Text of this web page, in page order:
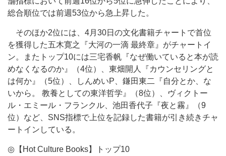
総合順位では前週53位から急上昇した。
そのほか2位には、4月30日の文化書籍チャートで首位
を獲得した五木寛之『大河の一滴 最終章』がチャートイ
ン。またトップ10には三宅香帆『なぜ働いていると本が読
めなくなるのか』（4位）、東畑開人『カウンセリングと
は何か』（5位）、しんめいP、鎌田東二『自分とか、な
いから。 教養としての東洋哲学』（8位）、ヴィクトー
ル・エミール・フランクル、池田香代子『夜と霧』（9
位）など、SNS指標で上位を記録した書籍が引き続きチャ
ートインしている。
◎【Hot Culture Books】トップ10